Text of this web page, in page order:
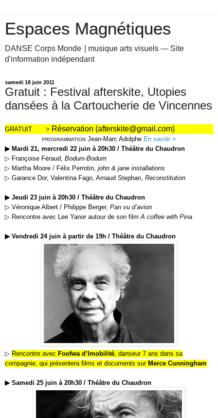
Espaces Magnétiques
DANSE Corps Monde ⎥ musique arts visuels — Site
d'information indépendant
samedi 18 juin 2011
Gratuit : Festival afterskite, Utopies
dansées à la Cartoucherie de Vincennes
GRATUIT > Réservation (afterskite@gmail.com)
PROGRAMMATION Jean-Marc Adolphe En savoir +
▶ Mardi 21, mercredi 22 juin à 20h30 / Théâtre du Chaudron
▷ Françoise Féraud, Bodum-Bodum
▷ Martha Moore / Félix Perrotin, john & jane installations
▷ Garance Dor, Valentina Fago, Arnaud Stephan, Reconstitution
▶ Jeudi 23 juin à 20h30 / Théâtre du Chaudron
▷ Véronique Albert / Philippe Berger, Pan vu d’avion
▷ Rencontre avec Lee Yanor autour de son film A coffee with Pina
▶ Vendredi 24 juin à partir de 19h / Théâtre du Chaudron
▷ Rencontre avec Foofwa d’Imobilité , danseur 7 ans dans sa
compagnie, qui présentera films et documents sur Merce Cunningham
▶ Samedi 25 juin à 20h30 / Théâtre du Chaudron